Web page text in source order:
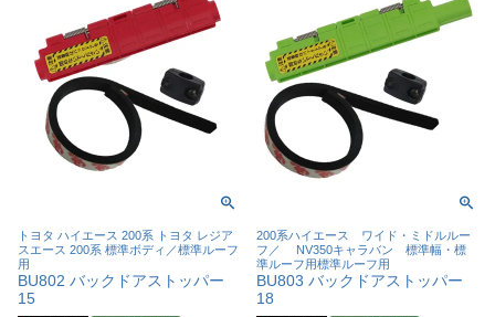
トヨタ ハイエース 200系 トヨタ レジア
スエース 200系 標準ボディ／標準ルーフ
用
BU802 バックドアストッパー
15
200系ハイエース ワイド・ミドルルー
フ／ NV350キャラバン 標準幅・標
準ルーフ用標準ルーフ用
BU803 バックドアストッパー
18